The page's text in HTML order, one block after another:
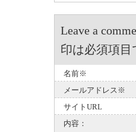
Leave a
印は必須項目
名前※
メールアドレス※
サイトURL
内容：